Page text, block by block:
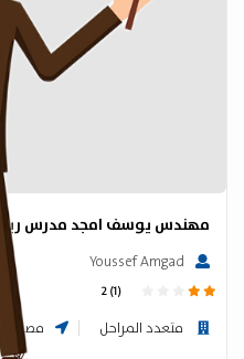
مهندس يوسف امجد مدرس
Youssef Amgad
2 (1)
متعدد المراحل مصر